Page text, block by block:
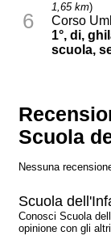
6
1,65 km)
Corso
1°, di,
scuola,
Scuola
Nessuna
Scuola
Conosci Scuola
opinione con gli